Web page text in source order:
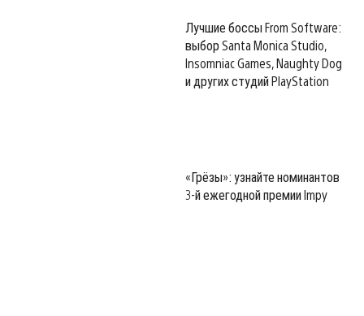
Лучшие боссы From Software:
выбор Santa Monica Studio,
Insomniac Games, Naughty Dog
и других студий PlayStation
«Грёзы»: узнайте номинантов
3-й ежегодной премии Impy